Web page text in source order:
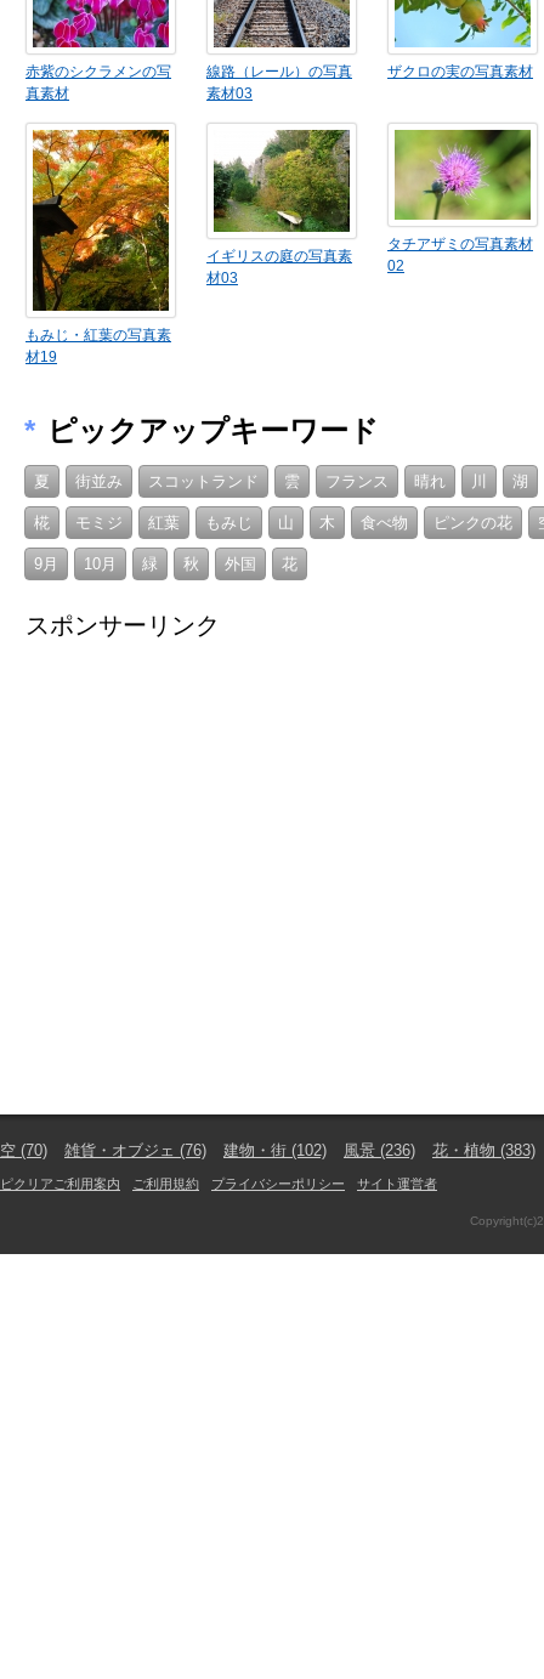
赤紫のシクラメンの写
真素材
線路（レール）の写真
素材03
ザクロの実の写真素材
もみじ・紅葉の写真素
材19
イギリスの庭の写真素
材03
タチアザミの写真素材
02
* ピックアップキーワード
夏 街並み スコットランド 雲 フランス 晴れ 川 湖
椛 モミジ 紅葉 もみじ 山 木 食べ物 ピンクの花
9月 10月 緑 秋 外国 花
スポンサーリンク
空 (70) 雑貨・オブジェ (76) 建物・街 (102) 風景 (236) 花・植物 (383)
ピクリアご利用案内 ご利用規約 プライバシーポリシー サイト運営者